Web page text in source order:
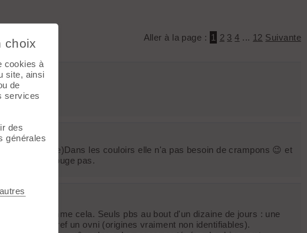
Aller à la page : 1 2 3 4 ... 12 Suivante
.
une fille)Dans les couloirs elle n'a pas besoin de crampons 😉 et
et elle ne bouge pas.
Alpes comme cela. Seuls pbs au bout d'un dizaine de jours : une
bref un ovni (origines vraiment non identifiables).
choix
cookies à
site, ainsi
de
services
des
générales